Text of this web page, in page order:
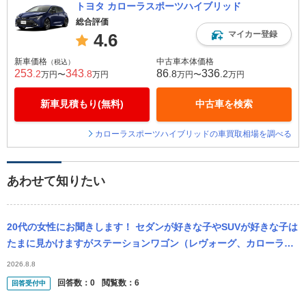
トヨタ カローラスポーツハイブリッド
総合評価
4.6 マイカー登録
新車価格 （税込）
253 .2万円〜343 .8万円
新車見積もり(無料)
中古車本体価格
86 .8万円〜336 .2万円
中古車を検索
カローラスポーツハイブリッドの車買取相場を調べる
あわせて知りたい
20代の女性にお聞きします！ セダンが好きな子やSUVが好きな子は
たまに見かけますがステーションワゴン（レヴォーグ、カローラツ
ーリング）好きな子はあまり見ないですが実際どうですか？ 意見を
教えて...
2026.8.8
回答受付中 回答数： 0 閲覧数： 6